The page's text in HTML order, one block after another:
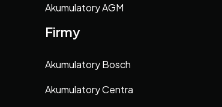
Akumulatory AGM
Firmy
Akumulatory Bosch
Akumulatory Centra